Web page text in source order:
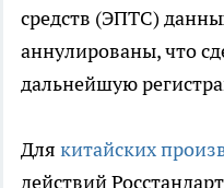
средств (ЭПТС)
аннулированы, что
дальнейшую
Для китайских
действий